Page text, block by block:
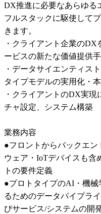
DX推進に必要なあらゆる
フルスタックに駆使して
きます。
・クライアント企業の
ービスの新たな価値提供
・データサイエンティス
タイプモデルの実用化・
・クライアントのDX実
チャ設定、システム構築
業務内容
●フロントからバックエ
ウェア・IoTデバイスも含
トの要件定義
●プロトタイプのAI・機
るためのデータパイプラ
びサービス/システムの開